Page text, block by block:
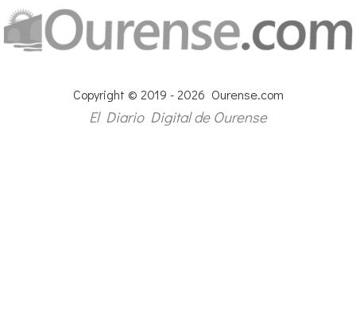
Copyright © 2019 - 2026 Ourense.com
El Diario Digital de Ourense